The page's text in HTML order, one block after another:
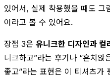
있어서, 실제 착용했을 때도 그
이라고 볼 수 있어요.
장점 3은 유니크한 디자인과 컬
니크하고”라는 후기나 “흔치
좋고”라는 표현은 이 티셔츠가